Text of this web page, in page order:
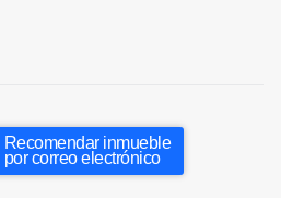
Recomendar inmueble
por correo electrónico